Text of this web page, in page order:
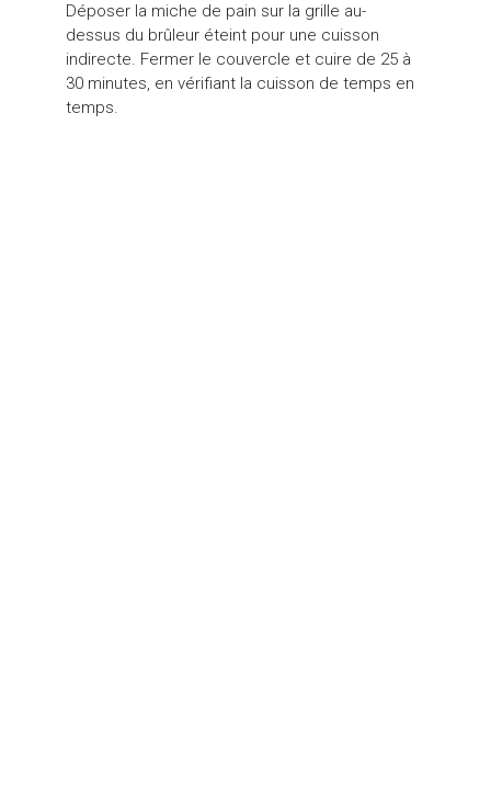
Déposer la miche de pain sur la grille au-
dessus du brûleur éteint pour une cuisson
indirecte. Fermer le couvercle et cuire de 25 à
30 minutes, en vérifiant la cuisson de temps en
temps.